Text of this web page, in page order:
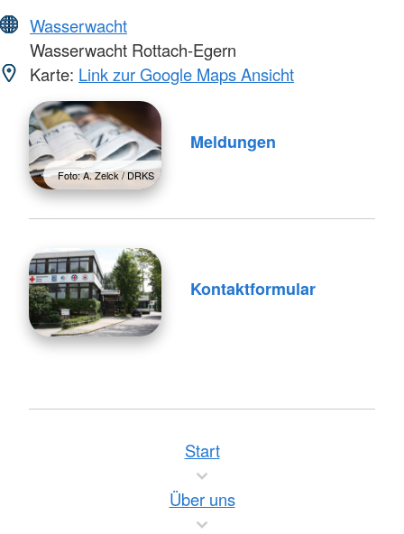
Wasserwacht
Wasserwacht Rottach-Egern
Karte: Link zur Google Maps Ansicht
Foto: A. Zelck / DRKS
Meldungen
Kontaktformular
Start
Über uns